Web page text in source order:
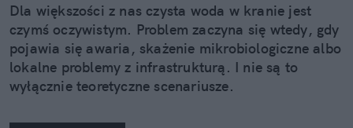
Dla większości z nas czysta woda w kranie jest
czymś oczywistym. Problem zaczyna się wtedy, gdy
pojawia się awaria, skażenie mikrobiologiczne albo
lokalne problemy z infrastrukturą. I nie są to
wyłącznie teoretyczne scenariusze.